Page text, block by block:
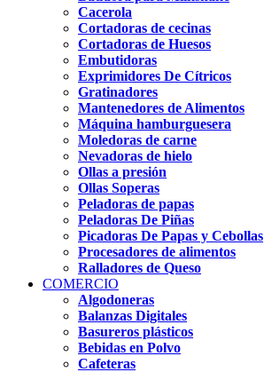
Cacerola
Cortadoras de cecinas
Cortadoras de Huesos
Embutidoras
Exprimidores De Cítricos
Gratinadores
Mantenedores de Alimentos
Máquina hamburguesera
Moledoras de carne
Nevadoras de hielo
Ollas a presión
Ollas Soperas
Peladoras de papas
Peladoras De Piñas
Picadoras De Papas y Cebollas
Procesadores de alimentos
Ralladores de Queso
COMERCIO
Algodoneras
Balanzas Digitales
Basureros plásticos
Bebidas en Polvo
Cafeteras